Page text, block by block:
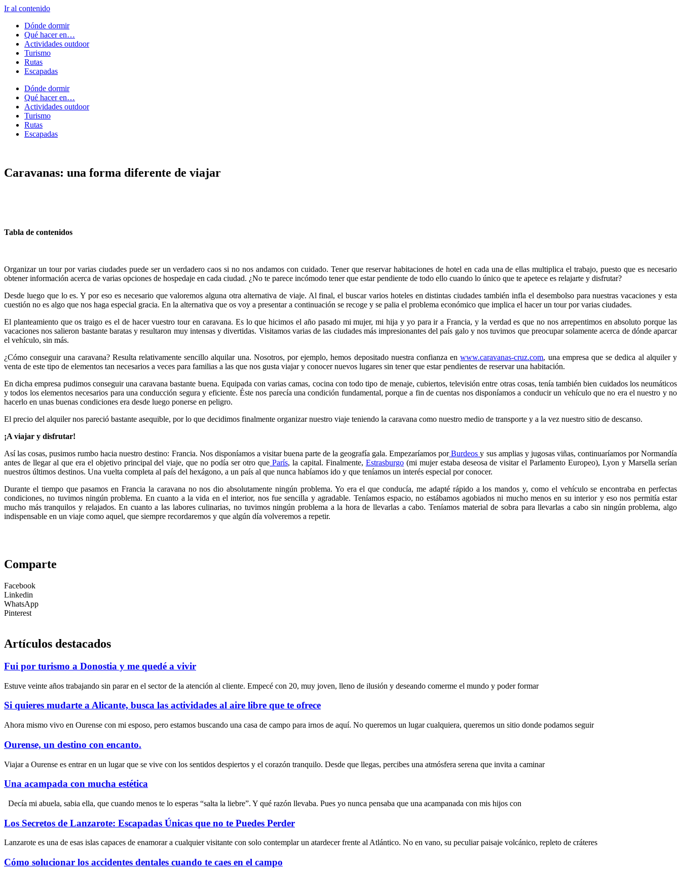
Ir al contenido
Dónde dormir
Qué hacer en…
Actividades outdoor
Turismo
Rutas
Escapadas
Dónde dormir
Qué hacer en…
Actividades outdoor
Turismo
Rutas
Escapadas
Caravanas: una forma diferente de viajar
Tabla de contenidos
Organizar un tour por varias ciudades puede ser un verdadero caos si no nos andamos con cuidado. Tener que reservar habitaciones de hotel en cada una de ellas multiplica el trabajo, puesto que es necesario
obtener información acerca de varias opciones de hospedaje en cada ciudad. ¿No te parece incómodo tener que estar pendiente de todo ello cuando lo único que te apetece es relajarte y disfrutar?
Desde luego que lo es. Y por eso es necesario que valoremos alguna otra alternativa de viaje. Al final, el buscar varios hoteles en distintas ciudades también infla el desembolso para nuestras vacaciones y esta
cuestión no es algo que nos haga especial gracia. En la alternativa que os voy a presentar a continuación se recoge y se palia el problema económico que implica el hacer un tour por varias ciudades.
El planteamiento que os traigo es el de hacer vuestro tour en caravana. Es lo que hicimos el año pasado mi mujer, mi hija y yo para ir a Francia, y la verdad es que no nos arrepentimos en absoluto porque las
vacaciones nos salieron bastante baratas y resultaron muy intensas y divertidas. Visitamos varias de las ciudades más impresionantes del país galo y nos tuvimos que preocupar solamente acerca de dónde aparcar
el vehículo, sin más.
¿Cómo conseguir una caravana? Resulta relativamente sencillo alquilar una. Nosotros, por ejemplo, hemos depositado nuestra confianza enwww.caravanas-cruz.com, una empresa que se dedica al alquiler y
venta de este tipo de elementos tan necesarios a veces para familias a las que nos gusta viajar y conocer nuevos lugares sin tener que estar pendientes de reservar una habitación.
En dicha empresa pudimos conseguir una caravana bastante buena. Equipada con varias camas, cocina con todo tipo de menaje, cubiertos, televisión entre otras cosas, tenía también bien cuidados los neumáticos
y todos los elementos necesarios para una conducción segura y eficiente. Éste nos parecía una condición fundamental, porque a fin de cuentas nos disponíamos a conducir un vehículo que no era el nuestro y no
hacerlo en unas buenas condiciones era desde luego ponerse en peligro.
El precio del alquiler nos pareció bastante asequible, por lo que decidimos finalmente organizar nuestro viaje teniendo la caravana como nuestro medio de transporte y a la vez nuestro sitio de descanso.
¡A viajar y disfrutar!
Así las cosas, pusimos rumbo hacia nuestro destino: Francia. Nos disponíamos a visitar buena parte de la geografía gala. Empezaríamos porBurdeosy sus amplias y jugosas viñas, continuaríamos por Normandía
antes de llegar al que era el objetivo principal del viaje, que no podía ser otro que París, la capital. Finalmente, Estrasburgo(mi mujer estaba deseosa de visitar el Parlamento Europeo), Lyon y Marsella serían
nuestros últimos destinos. Una vuelta completa al país del hexágono, a un país al que nunca habíamos ido y que teníamos un interés especial por conocer.
Durante el tiempo que pasamos en Francia la caravana no nos dio absolutamente ningún problema. Yo era el que conducía, me adapté rápido a los mandos y, como el vehículo se encontraba en perfectas
condiciones, no tuvimos ningún problema. En cuanto a la vida en el interior, nos fue sencilla y agradable. Teníamos espacio, no estábamos agobiados ni mucho menos en su interior y eso nos permitía estar
mucho más tranquilos y relajados. En cuanto a las labores culinarias, no tuvimos ningún problema a la hora de llevarlas a cabo. Teníamos material de sobra para llevarlas a cabo sin ningún problema, algo
indispensable en un viaje como aquel, que siempre recordaremos y que algún día volveremos a repetir.
Comparte
Facebook
Linkedin
WhatsApp
Pinterest
Artículos destacados
Fui por turismo a Donostia y me quedé a vivir
Estuve veinte años trabajando sin parar en el sector de la atención al cliente. Empecé con 20, muy joven, lleno de ilusión y deseando comerme el mundo y poder formar
Si quieres mudarte a Alicante, busca las actividades al aire libre que te ofrece
Ahora mismo vivo en Ourense con mi esposo, pero estamos buscando una casa de campo para irnos de aquí. No queremos un lugar cualquiera, queremos un sitio donde podamos seguir
Ourense, un destino con encanto.
Viajar a Ourense es entrar en un lugar que se vive con los sentidos despiertos y el corazón tranquilo. Desde que llegas, percibes una atmósfera serena que invita a caminar
Una acampada con mucha estética
Decía mi abuela, sabia ella, que cuando menos te lo esperas “salta la liebre”. Y qué razón llevaba. Pues yo nunca pensaba que una acampanada con mis hijos con
Los Secretos de Lanzarote: Escapadas Únicas que no te Puedes Perder
Lanzarote es una de esas islas capaces de enamorar a cualquier visitante con solo contemplar un atardecer frente al Atlántico. No en vano, su peculiar paisaje volcánico, repleto de cráteres
Cómo solucionar los accidentes dentales cuando te caes en el campo